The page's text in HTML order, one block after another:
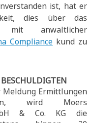
ist, hat er
dies über das
mit anwaltlicher
Compliance kund zu
Ermittlungen
wird Moers
& Co. KG die